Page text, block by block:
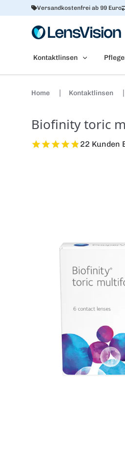
Versandkostenfrei ab 99 Euro
Kontaktlinsen
Home Kontaktlinsen
Biofinity toric
22 Kunden